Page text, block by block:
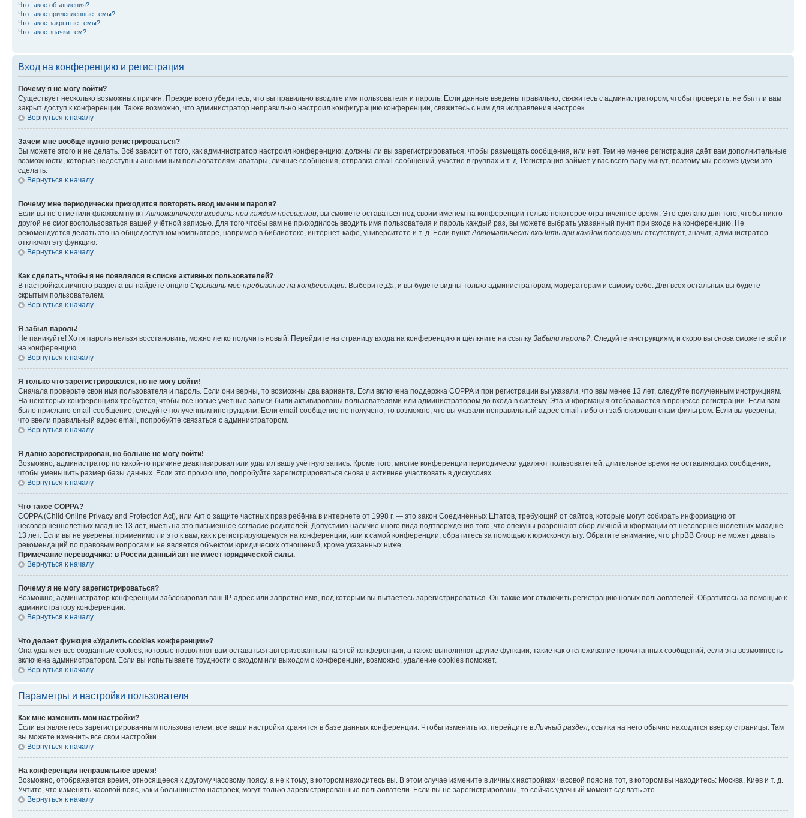
Что такое объявления?
Что такое прилепленные темы?
Что такое закрытые темы?
Что такое значки тем?
Вход на конференцию и регистрация
Почему я не могу войти?
Существует несколько возможных причин. Прежде всего убедитесь, что вы правильно вводите имя пользователя и пароль. Если данные введены правильно, свяжитесь с администратором, чтобы проверить, не был ли вам
закрыт доступ к конференции. Также возможно, что администратор неправильно настроил конфигурацию конференции, свяжитесь с ним для исправления настроек.
Вернуться к началу
Зачем мне вообще нужно регистрироваться?
Вы можете этого и не делать. Всё зависит от того, как администратор настроил конференцию: должны ли вы зарегистрироваться, чтобы размещать сообщения, или нет. Тем не менее регистрация даёт вам дополнительные
возможности, которые недоступны анонимным пользователям: аватары, личные сообщения, отправка email-сообщений, участие в группах и т. д. Регистрация займёт у вас всего пару минут, поэтому мы рекомендуем это
сделать.
Вернуться к началу
Почему мне периодически приходится повторять ввод имени и пароля?
Если вы не отметили флажком пункт Автоматически входить при каждом посещении , вы сможете оставаться под своим именем на конференции только некоторое ограниченное время. Это сделано для того, чтобы никто
другой не смог воспользоваться вашей учётной записью. Для того чтобы вам не приходилось вводить имя пользователя и пароль каждый раз, вы можете выбрать указанный пункт при входе на конференцию. Не
рекомендуется делать это на общедоступном компьютере, например в библиотеке, интернет-кафе, университете и т. д. Если пункт Автоматически входить при каждом посещении отсутствует, значит, администратор
отключил эту функцию.
Вернуться к началу
Как сделать, чтобы я не появлялся в списке активных пользователей?
В настройках личного раздела вы найдёте опцию Скрывать моё пребывание на конференции . Выберите Да , и вы будете видны только администраторам, модераторам и самому себе. Для всех остальных вы будете
скрытым пользователем.
Вернуться к началу
Я забыл пароль!
Не паникуйте! Хотя пароль нельзя восстановить, можно легко получить новый. Перейдите на страницу входа на конференцию и щёлкните на ссылку Забыли пароль? . Следуйте инструкциям, и скоро вы снова сможете войти
на конференцию.
Вернуться к началу
Я только что зарегистрировался, но не могу войти!
Сначала проверьте свои имя пользователя и пароль. Если они верны, то возможны два варианта. Если включена поддержка COPPA и при регистрации вы указали, что вам менее 13 лет, следуйте полученным инструкциям.
На некоторых конференциях требуется, чтобы все новые учётные записи были активированы пользователями или администратором до входа в систему. Эта информация отображается в процессе регистрации. Если вам
было прислано email-сообщение, следуйте полученным инструкциям. Если email-сообщение не получено, то возможно, что вы указали неправильный адрес email либо он заблокирован спам-фильтром. Если вы уверены,
что ввели правильный адрес email, попробуйте связаться с администратором.
Вернуться к началу
Я давно зарегистрирован, но больше не могу войти!
Возможно, администратор по какой-то причине деактивировал или удалил вашу учётную запись. Кроме того, многие конференции периодически удаляют пользователей, длительное время не оставляющих сообщения,
чтобы уменьшить размер базы данных. Если это произошло, попробуйте зарегистрироваться снова и активнее участвовать в дискуссиях.
Вернуться к началу
Что такое COPPA?
COPPA (Child Online Privacy and Protection Act), или Акт о защите частных прав ребёнка в интернете от 1998 г. — это закон Соединённых Штатов, требующий от сайтов, которые могут собирать информацию от
несовершеннолетних младше 13 лет, иметь на это письменное согласие родителей. Допустимо наличие иного вида подтверждения того, что опекуны разрешают сбор личной информации от несовершеннолетних младше
13 лет. Если вы не уверены, применимо ли это к вам, как к регистрирующемуся на конференции, или к самой конференции, обратитесь за помощью к юрисконсульту. Обратите внимание, что phpBB Group не может давать
рекомендаций по правовым вопросам и не является объектом юридических отношений, кроме указанных ниже.
Примечание переводчика: в России данный акт не имеет юридической силы.
Вернуться к началу
Почему я не могу зарегистрироваться?
Возможно, администратор конференции заблокировал ваш IP-адрес или запретил имя, под которым вы пытаетесь зарегистрироваться. Он также мог отключить регистрацию новых пользователей. Обратитесь за помощью к
администратору конференции.
Вернуться к началу
Что делает функция «Удалить cookies конференции»?
Она удаляет все созданные cookies, которые позволяют вам оставаться авторизованным на этой конференции, а также выполняют другие функции, такие как отслеживание прочитанных сообщений, если эта возможность
включена администратором. Если вы испытываете трудности с входом или выходом с конференции, возможно, удаление cookies поможет.
Вернуться к началу
Параметры и настройки пользователя
Как мне изменить мои настройки?
Если вы являетесь зарегистрированным пользователем, все ваши настройки хранятся в базе данных конференции. Чтобы изменить их, перейдите в Личный раздел; ссылка на него обычно находится вверху страницы. Там
вы можете изменить все свои настройки.
Вернуться к началу
На конференции неправильное время!
Возможно, отображается время, относящееся к другому часовому поясу, а не к тому, в котором находитесь вы. В этом случае измените в личных настройках часовой пояс на тот, в котором вы находитесь: Москва, Киев и т. д.
Учтите, что изменять часовой пояс, как и большинство настроек, могут только зарегистрированные пользователи. Если вы не зарегистрированы, то сейчас удачный момент сделать это.
Вернуться к началу